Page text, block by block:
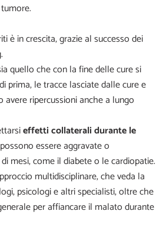
è in crescita, grazie al successo dei
quello che con la fine delle cure si
prima, le tracce lasciate dalle cure e
ripercussioni anche a lungo
effetti collaterali durante le
essere aggravate o
mesi, come il diabete o le cardiopatie.
multidisciplinare, che veda la
psicologi e altri specialisti, oltre che
per affiancare il malato durante